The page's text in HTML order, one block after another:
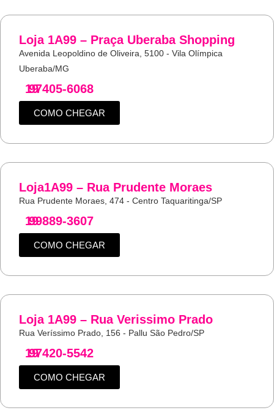
Loja 1A99 – Praça Uberaba Shopping
Avenida Leopoldino de Oliveira, 5100 - Vila Olímpica
Uberaba/MG
19
97405-6068
COMO CHEGAR
Loja1A99 – Rua Prudente Moraes
Rua Prudente Moraes, 474 - Centro Taquaritinga/SP
19
99889-3607
COMO CHEGAR
Loja 1A99 – Rua Verissimo Prado
Rua Veríssimo Prado, 156 - Pallu São Pedro/SP
19
97420-5542
COMO CHEGAR